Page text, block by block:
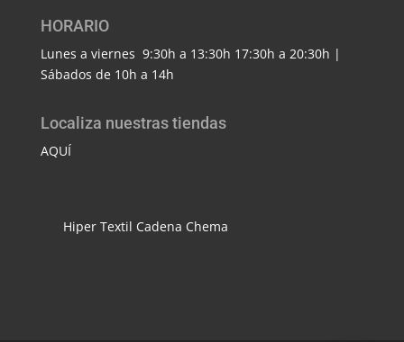
HORARIO
Lunes a viernes 9:30h a 13:30h 17:30h a 20:30h |
Sábados de 10h a 14h
Localiza nuestras tiendas
AQUÍ
Hiper Textil Cadena Chema